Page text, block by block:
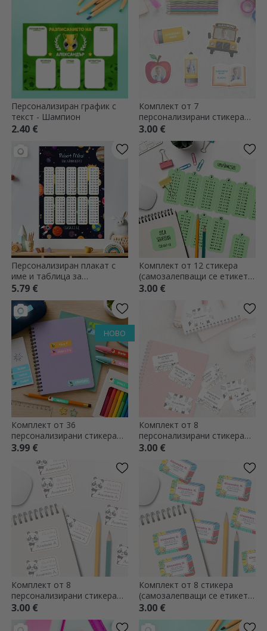
Персонализиран график с
текст - Шампион
2.40 €
Комплект от 7
персонализирани стикера
(самозалепващи се етикети)
за училище с 5 снимки и
текст
3.00 €
Персонализиран плакат с
име и таблица за
умножение - Планети
5.79 €
Комплект от 12 стикера
(самозалепващи се етикети)
с персонализиран текст и
таблица за умножение - Цв
3.00 €
НОВО
Комплект от 36
персонализирани стикера
(самозалепващи се етикети)
3.99 €
Комплект от 8
персонализирани стикера
(самозалепващи се етикети)
за училище - Кити
3.00 €
Комплект от 8
персонализирани стикера
(самозалепващи се етикети)
3.00 €
Комплект от 8 стикера
(самозалепващи се етикети)
с персонализиран текст -
3.00 €